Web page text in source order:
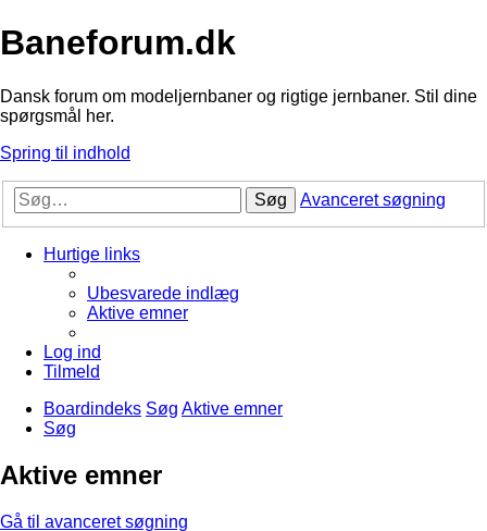
Baneforum.dk
Dansk forum om modeljernbaner og rigtige jernbaner. Stil dine
spørgsmål her.
Spring til indhold
Søg Avanceret søgning
Hurtige links
Ubesvarede indlæg
Aktive emner
Log ind
Tilmeld
Boardindeks Søg Aktive emner
Søg
Aktive emner
Gå til avanceret søgning